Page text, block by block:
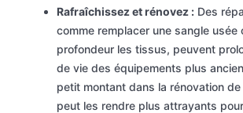
Rafraîchissez et rénovez : Des
comme remplacer une sangle usée
profondeur les tissus, peuvent
de vie des équipements plus
petit montant dans la rénovation
peut les rendre plus attrayants